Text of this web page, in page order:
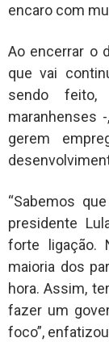
encaro com
Ao encerrar o
que vai
sendo
maranhenses
gerem
“Sabemos
presidente
forte ligação.
maioria dos
hora. Assim,
fazer um
foco”,